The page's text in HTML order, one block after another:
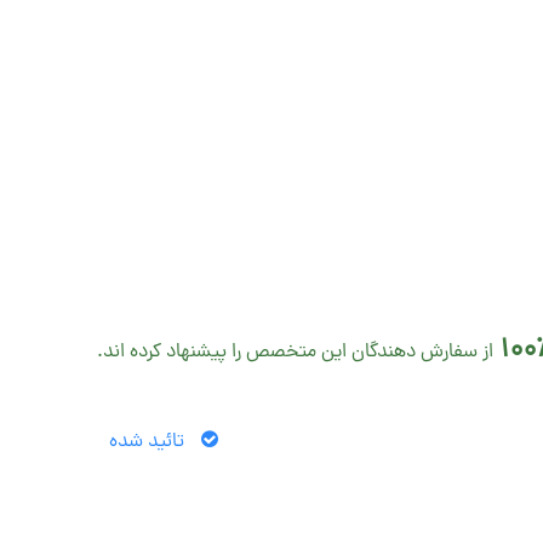
از سفارش دهندگان این متخصص را پیشنهاد کرده اند.
تائید شده